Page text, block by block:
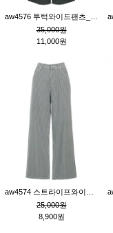
35,000원
11,000원
25,000원
8,900원